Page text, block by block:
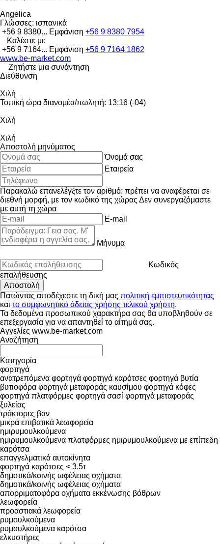
Angelica
Γλώσσες: ισπανικά
+56 9 8380... Εμφάνιση +56 9 8380 7954
Καλέστε με
+56 9 7164... Εμφάνιση +56 9 7164 1862
www.be-market.com
Ζητήστε μια συνάντηση
Διεύθυνση
Χιλή
Τοπική ώρα διανομέα/πωλητή: 13:16 (-04)
Χιλή
Χιλή
Αποστολή μηνύματος
Όνομά σας
Εταιρεία
Παρακαλώ επανελέγξτε τον αριθμό: πρέπει να αναφέρεται σε
διεθνή μορφή, με τον κωδικό της χώρας Δεν συνεργαζόμαστε
με αυτή τη χώρα
E-mail
Μήνυμα
Κωδικός
επαλήθευσης
Πατώντας αποδέχεστε τη δική μας πολιτική εμπιστευτικότητας
και το συμφωνητικό άδειας χρήσης τελικού χρήστη.
Τα δεδομένα προσωπικού χαρακτήρα σας θα υποβληθούν σε
επεξεργασία για να απαντηθεί το αίτημά σας.
Αγγελίες www.be-market.com
Αναζήτηση
Κατηγορία
φορτηγά
ανατρεπόμενα φορτηγά φορτηγά καρότσες φορτηγά βυτία
βυτιοφόρα φορτηγά μεταφοράς καυσίμου φορτηγά κόφες
φορτηγά πλατφόρμες φορτηγά σασί φορτηγά μεταφοράς
ξυλείας
τράκτορες βαν
μικρά επιβατικά λεωφορεία
ημιρυμουλκούμενα
ημιρυμουλκούμενα πλατφόρμες ημιρυμουλκούμενα με επίπεδη
καρότσα
επαγγελματικά αυτοκίνητα
φορτηγά καρότσες < 3.5τ
δημοτικά/κοινής ωφέλειας οχήματα
δημοτικά/κοινής ωφέλειας οχήματα
απορριματοφόρα οχήματα εκκένωσης βόθρων
λεωφορεία
προαστιακά λεωφορεία
ρυμουλκούμενα
ρυμουλκούμενα καρότσα
ελκυστήρες